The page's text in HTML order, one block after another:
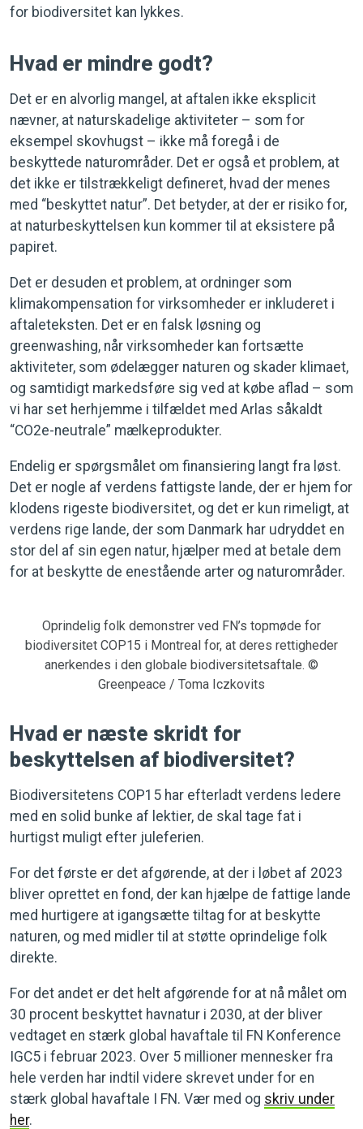
for biodiversitet kan lykkes.
Hvad er mindre godt?
Det er en alvorlig mangel, at aftalen ikke eksplicit
nævner, at naturskadelige aktiviteter – som for
eksempel skovhugst – ikke må foregå i de
beskyttede naturområder. Det er også et problem, at
det ikke er tilstrækkeligt defineret, hvad der menes
med “beskyttet natur”. Det betyder, at der er risiko for,
at naturbeskyttelsen kun kommer til at eksistere på
papiret.
Det er desuden et problem, at ordninger som
klimakompensation for virksomheder er inkluderet i
aftaleteksten. Det er en falsk løsning og
greenwashing, når virksomheder kan fortsætte
aktiviteter, som ødelægger naturen og skader klimaet,
og samtidigt markedsføre sig ved at købe aflad – som
vi har set herhjemme i tilfældet med Arlas såkaldt
“CO2e-neutrale” mælkeprodukter.
Endelig er spørgsmålet om finansiering langt fra løst.
Det er nogle af verdens fattigste lande, der er hjem for
klodens rigeste biodiversitet, og det er kun rimeligt, at
verdens rige lande, der som Danmark har udryddet en
stor del af sin egen natur, hjælper med at betale dem
for at beskytte de enestående arter og naturområder.
Oprindelig folk demonstrer ved FN’s topmøde for
biodiversitet COP15 i Montreal for, at deres rettigheder
anerkendes i den globale biodiversitetsaftale. ©
Greenpeace / Toma Iczkovits
Hvad er næste skridt for
beskyttelsen af biodiversitet?
Biodiversitetens COP15 har efterladt verdens ledere
med en solid bunke af lektier, de skal tage fat i
hurtigst muligt efter juleferien.
For det første er det afgørende, at der i løbet af 2023
bliver oprettet en fond, der kan hjælpe de fattige lande
med hurtigere at igangsætte tiltag for at beskytte
naturen, og med midler til at støtte oprindelige folk
direkte.
For det andet er det helt afgørende for at nå målet om
30 procent beskyttet havnatur i 2030, at der bliver
vedtaget en stærk global havaftale til FN Konference
IGC5 i februar 2023. Over 5 millioner mennesker fra
hele verden har indtil videre skrevet under for en
stærk global havaftale I FN. Vær med og skriv under
her.